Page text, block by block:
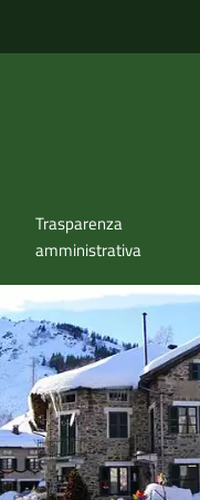
Trasparenza
amministrativa